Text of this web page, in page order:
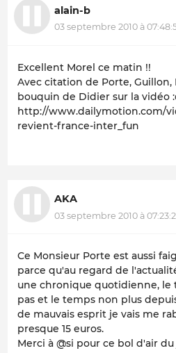
alain-b
03 septembre 2010 à
Excellent Morel ce matin !!
Avec citation de Porte, Guillon,
bouquin de Didier sur la vidéo
http://www.dailymotion.com/
revient-france-inter_fun
AKA
03 septembre 2010 à
Ce Monsieur Porte est aussi
parce qu'au regard de
une chronique quotidienne, le
pas et le temps non plus
de mauvais esprit je vais me
presque 15 euros.
Merci à @si pour ce bol d'air